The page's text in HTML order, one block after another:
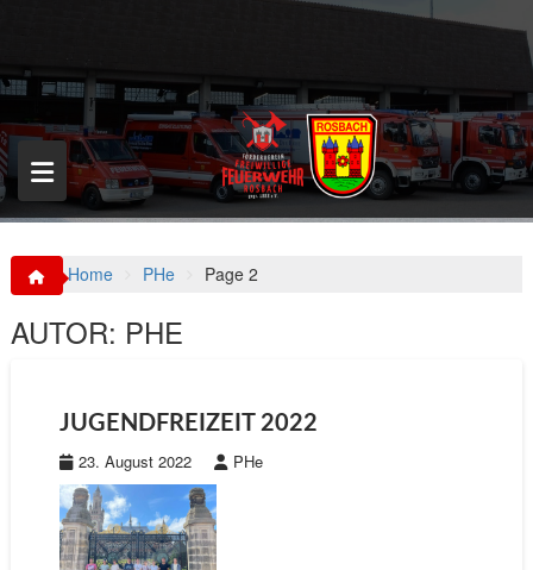
p
o
c
o
n
t
Home PHe Page 2
AUTOR: PHE
JUGENDFREIZEIT 2022
23. August 2022 PHe